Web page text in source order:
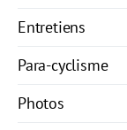
Entretiens
Para-cyclisme
Photos